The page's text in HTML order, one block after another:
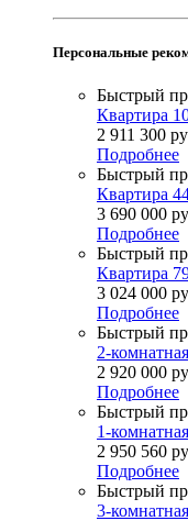
Персональные
Быстрый
Квартира
2 911 300
Подробнее
Быстрый
Квартира
3 690 000
Подробнее
Быстрый
Квартира
3 024 000
Подробнее
Быстрый
2-
2 920 000
Подробнее
Быстрый
1-
2 950 560
Подробнее
Быстрый
3-